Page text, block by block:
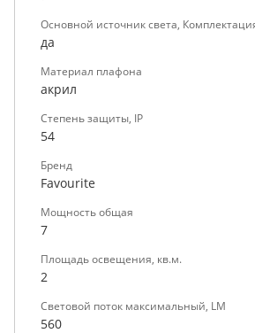
Основной источник света,
да
Материал плафона
акрил
Степень защиты, IP
54
Бренд
Favourite
Мощность общая
7
Площадь освещения, кв.м.
2
Световой поток максимальный, LM
560